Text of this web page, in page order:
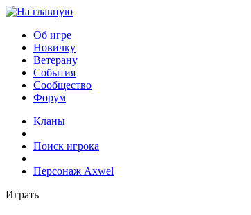
Об игре
Новичку
Ветерану
События
Сообщество
Форум
Кланы
Поиск игрока
Персонаж Axwel
Играть